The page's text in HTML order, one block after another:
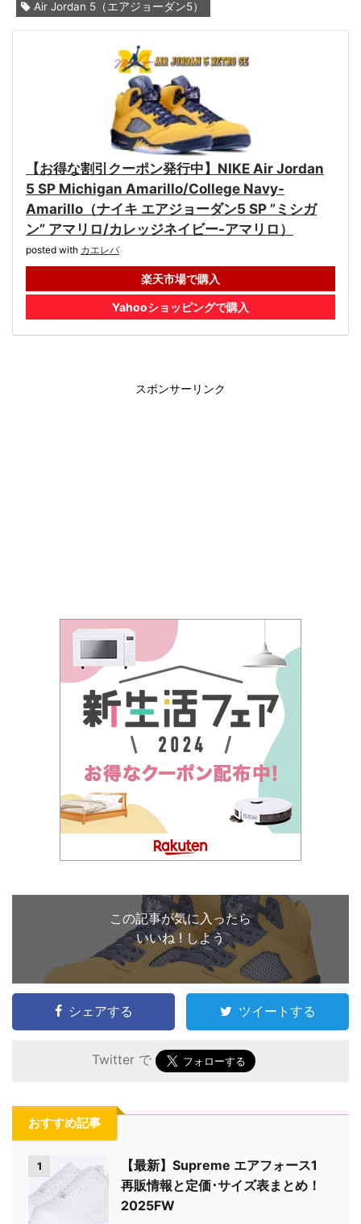
Air Jordan 5（エアジョーダン5）
【お得な割引クーポン発行中】NIKE Air Jordan
5 SP Michigan Amarillo/College Navy-
Amarillo（ナイキ エアジョーダン5 SP ”ミシガ
ン” アマリロ/カレッジネイビー-アマリロ）
posted with カエレバ
楽天市場で購入
Yahooショッピングで購入
スポンサーリンク
この記事が気に入ったら
いいね ! しよう
シェアする ツイートする
Twitter で
おすすめ記事
1
【最新】Supreme エアフォース1
再販情報と定価･サイズ表まとめ！
2025FW